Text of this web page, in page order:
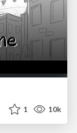
1 10k